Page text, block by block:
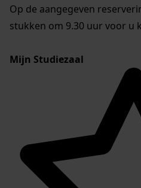
Op de aangegeven
stukken om 9.30 uur voor u
Mijn Studiezaal